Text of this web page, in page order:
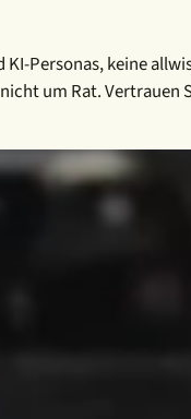
Personas, keine
um Rat. Vertrauen